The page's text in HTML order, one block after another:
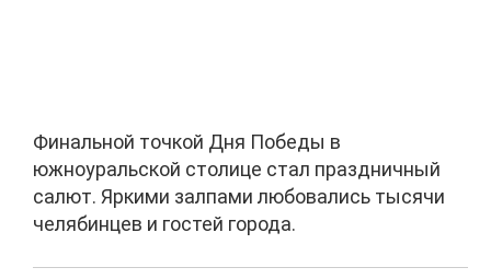
Финальной точкой Дня Победы в
южноуральской столице стал праздничный
салют. Яркими залпами любовались тысячи
челябинцев и гостей города.